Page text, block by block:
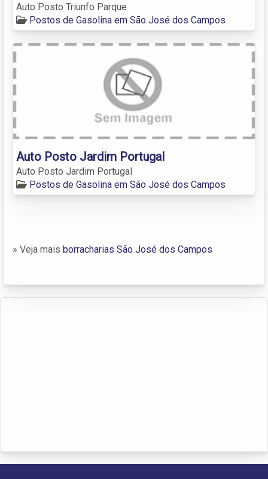
Auto Posto Triunfo Parque
Postos de Gasolina em São José dos Campos
Auto Posto Jardim Portugal
Auto Posto Jardim Portugal
Postos de Gasolina em São José dos Campos
» Veja mais borracharias São José dos Campos